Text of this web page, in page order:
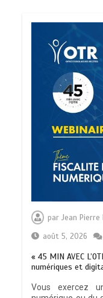
parJean Pierre
août 5, 2026
« 45 MIN AVEC
numériques et
Vous exercez